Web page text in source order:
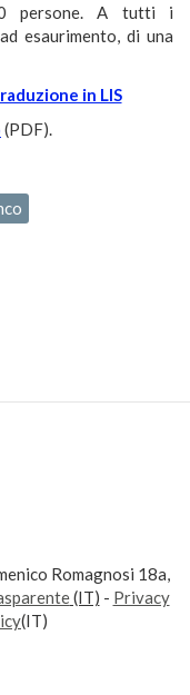
persone. A tutti i
esaurimento, di una
in LIS
(PDF).
Romagnosi 18a,
(IT) - Privacy
(IT)